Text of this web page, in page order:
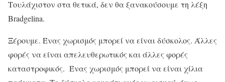
Τουλάχιστον στα θετικά, δεν θα ξανακούσουμε τη λέξη
Bradgelina.
Ξέρουμε. Ένας χωρισμός μπορεί να είναι δύσκολος. Άλλες
φορές να είναι απελευθερωτικός και άλλες φορές
καταστροφικός. Ένας χωρισμός μπορεί να είναι χίλια